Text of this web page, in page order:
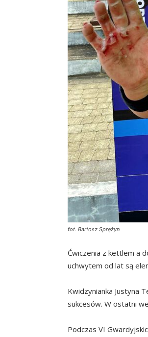
fot. Bartosz Sprężyn
Ćwiczenia z kettlem a
uchwytem od lat są
Kwidzynianka Justyna
sukcesów. W ostatni
Podczas VI